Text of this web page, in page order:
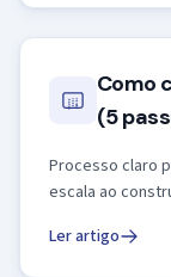
Como
(5
Processo claro
escala ao
Ler artigo